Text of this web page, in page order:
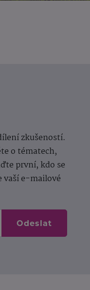
zkušeností.
o tématech,
první, kdo se
vaší e-mailové
Odeslat